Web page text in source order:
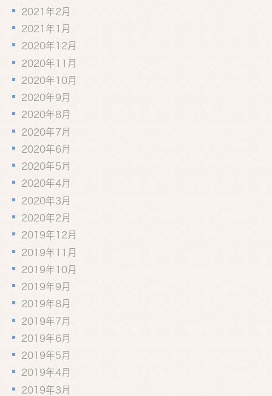
2021年2月
2021年1月
2020年12月
2020年11月
2020年10月
2020年9月
2020年8月
2020年7月
2020年6月
2020年5月
2020年4月
2020年3月
2020年2月
2019年12月
2019年11月
2019年10月
2019年9月
2019年8月
2019年7月
2019年6月
2019年5月
2019年4月
2019年3月